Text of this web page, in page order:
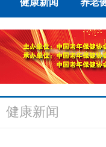
健康新闻 养老
健康新闻